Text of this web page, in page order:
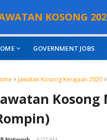
KOSONG
GOVERNMENT JOBS
Jawatan Kosong Kerajaan 2020
Kosong